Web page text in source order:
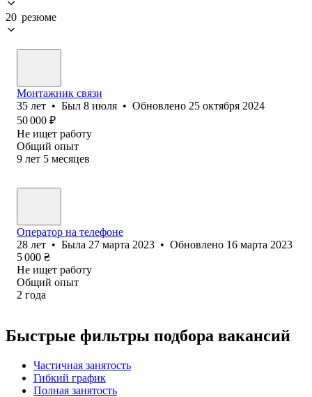
20 резюме
Монтажник связи
35 лет • Был 8 июля • Обновлено 25 октября 2024
50 000 ₽
Не ищет работу
Общий опыт
9 лет 5 месяцев
Оператор на телефоне
28 лет • Была 27 марта 2023 • Обновлено 16 марта 2023
5 000 ₴
Не ищет работу
Общий опыт
2 года
Быстрые фильтры подбора вакансий
Частичная занятость
Гибкий график
Полная занятость